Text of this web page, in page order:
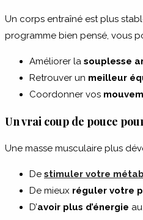
Un corps entraîné est plus
programme bien pensé, vous
Améliorer la souplesse
Retrouver un meilleur
Coordonner vos
Un vrai coup de pouce
Une masse musculaire plus
De stimuler votre
De mieux réguler votre
D’avoir plus d’énergie